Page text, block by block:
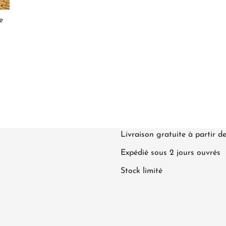
Livraison gratuite à partir
Expédié sous 2 jours ouvrés
Stock limité